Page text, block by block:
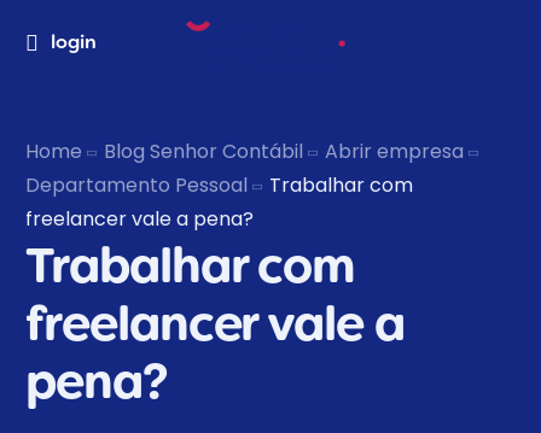
login
Home Blog Senhor Contábil
Abrir empresa
Departamento Pessoal
Trabalhar com
freelancer vale a pena?
Trabalhar com
freelancer vale a
pena?